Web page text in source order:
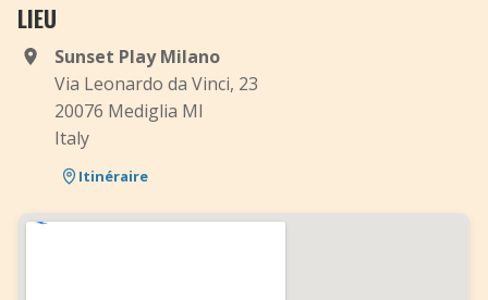
LIEU
Sunset Play Milano
Via Leonardo da Vinci, 23
20076 Mediglia MI
Italy
Itinéraire